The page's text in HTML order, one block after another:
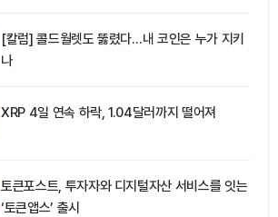
[칼럼] 콜드월렛도 뚫렸다…내 코인은 누가 지키
나
XRP 4일 연속 하락, 1.04달러까지 떨어져
토큰포스트, 투자자와 디지털자산 서비스를 잇는
‘토큰앱스’ 출시